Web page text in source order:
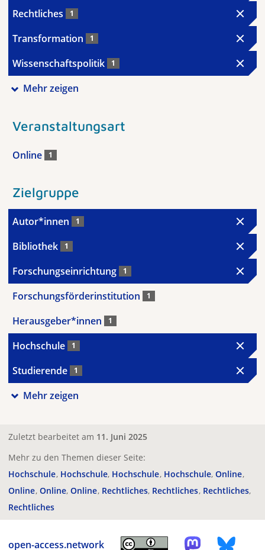
Rechtliches 1
Transformation 1
Wissenschaftspolitik 1
Mehr zeigen
Veranstaltungsart
Online 1
Zielgruppe
Autor*innen 1
Bibliothek 1
Forschungseinrichtung 1
Forschungsförderinstitution 1
Herausgeber*innen 1
Hochschule 1
Studierende 1
Mehr zeigen
Zuletzt bearbeitet am 11. Juni 2025
Mehr zu den Themen dieser Seite:
Hochschule Hochschule Hochschule Hochschule Online
Online Online Online Rechtliches Rechtliches Rechtliches
Rechtliches
open-access.network